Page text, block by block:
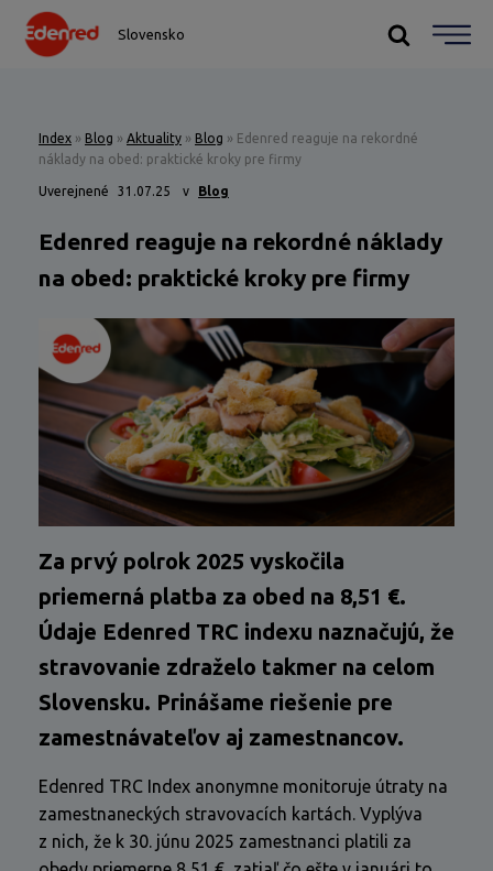
Slovensko
Index » Blog » Aktuality » Blog » Edenred reaguje na rekordné
náklady na obed: praktické kroky pre firmy
Uverejnené 31.07.25 v Blog
Edenred reaguje na rekordné náklady
na obed: praktické kroky pre firmy
Za prvý polrok 2025 vyskočila
priemerná platba za obed na 8,51 €.
Údaje Edenred TRC indexu naznačujú, že
stravovanie zdraželo takmer na celom
Slovensku. Prinášame riešenie pre
zamestnávateľov aj zamestnancov.
Edenred TRC Index anonymne monitoruje útraty na
zamestnaneckých stravovacích kartách. Vyplýva
z nich, že k 30. júnu 2025 zamestnanci platili za